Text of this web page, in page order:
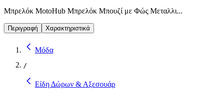
Μπρελόκ MotoHub Μπρελόκ Μπουζί με Φώς Μεταλλι...
Περιγραφή Χαρακτηριστικά
Μόδα
/
Είδη Δώρων & Αξεσουάρ